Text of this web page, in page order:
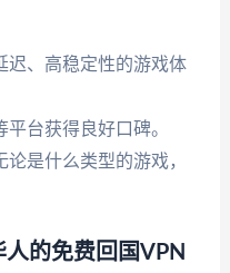
迟、高稳定性的游戏体
台获得良好口碑。
是什么类型的游戏，
的免费回国VPN